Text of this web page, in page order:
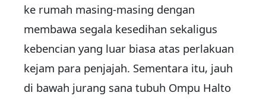
ke rumah masing-masing dengan
membawa segala kesedihan sekaligus
kebencian yang luar biasa atas perlakuan
kejam para penjajah. Sementara itu, jauh
di bawah jurang sana tubuh Ompu Halto